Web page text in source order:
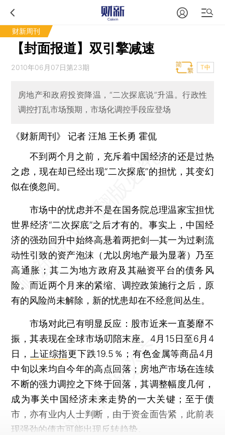
财新周刊
【封面报道】双引擎减速
2010年06月07日第23期 T中
房地产和政府投资降温，“二次探底说”升温。行政性
调控打乱市场预期，市场化调控手段应登场
《财新周刊》 记者 汪旭 王长勇 霍侃
不到两个月之前，充斥着中国经济的还是过热
之虑，现在却已经出现“二次探底”的担忧，其变幻
似在倏忽间。
市场中的忧虑并不是在国务院总理温家宝担忧
世界经济“二次探底”之后才有的。事实上，中国经
济的强劲回升中始终高悬着两把剑—其一为过剩流
动性引致的资产泡沫（尤以房地产最为显著）乃至
高通胀；其二为地方政府及其融资平台的债务风
险。而近两个月来的紧缩、调控政策施行之后，原
有的风险尚未解除，新的忧患却在不经意间丛生。
市场对此已有明显反应：股市近来一直萎靡不
振，其表现在全球市场叨陪末座。4月15日至6月4
日，
上证综指更下跌19.5％；有色金属等商品4月
中旬以来均自今年的高点回落；房地产市场在连续
不断的强力调控之下终于回落，其调整幅度几何，
成为事关中国经济未来走势的一大关键；至于债
市，亦有业内人士判断，由于资金面告紧，此前表
现强劲的债市可能出现反转趋势。